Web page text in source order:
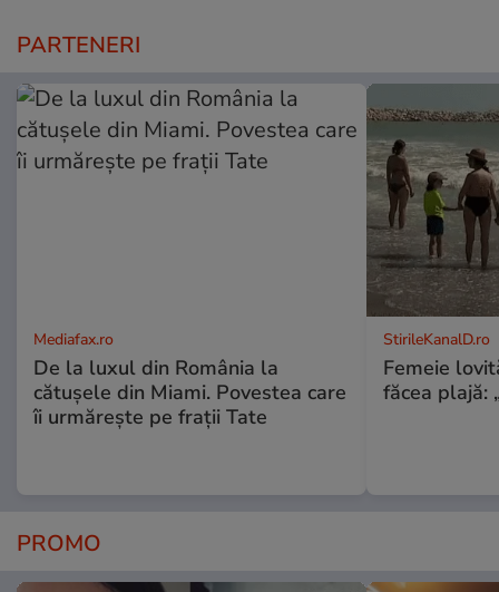
PARTENERI
Mediafax.ro
De la luxul din România la
cătușele din Miami. Povestea care
îi urmărește pe frații Tate
StirileKanalD.ro
Femeie
făcea plajă:
PROMO